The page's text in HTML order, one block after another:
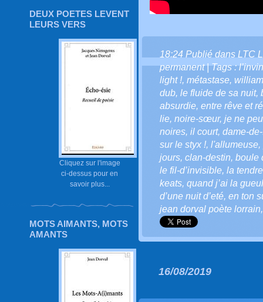
DEUX POETES LEVENT
LEURS VERS
Cliquez sur l'image
ci-dessus pour en
savoir plus...
MOTS AIMANTS, MOTS
AMANTS
18:24 Publié dans LTC
permanent| Tags :
light !, métastase,
dub, le fluide de sa nuit,
absurdie, entre rêve et
lie, noire-sœur, je ne
noires, il court, dame-
sur le styx !, l'allumeuse,
jours, clan-destin, boule
le fil-d’invisible, la
keats, quand j’ai la
d’une nuit d’eté, en ton
jean dorval poète lorrain
16/08/2019